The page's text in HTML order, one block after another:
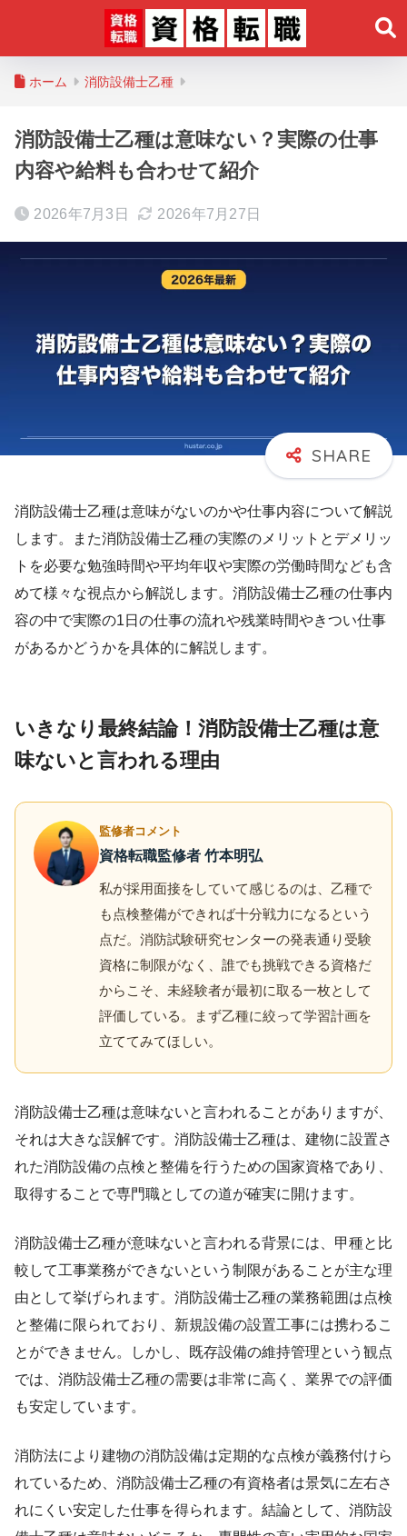
ホーム 消防設備士乙種
消防設備士乙種は意味ない？実際の仕事
内容や給料も合わせて紹介
2026年7月3日 2026年7月27日
消防設備士乙種は意味がないのかや仕事内容について解説
します。また消防設備士乙種の実際のメリットとデメリッ
トを必要な勉強時間や平均年収や実際の労働時間なども含
めて様々な視点から解説します。消防設備士乙種の仕事内
容の中で実際の1日の仕事の流れや残業時間やきつい仕事
があるかどうかを具体的に解説します。
いきなり最終結論！消防設備士乙種は意
味ないと言われる理由
監修者コメント
資格転職監修者 竹本明弘
私が採用面接をしていて感じるのは、乙種で
も点検整備ができれば十分戦力になるという
点だ。消防試験研究センターの発表通り受験
資格に制限がなく、誰でも挑戦できる資格だ
からこそ、未経験者が最初に取る一枚として
評価している。まず乙種に絞って学習計画を
立ててみてほしい。
消防設備士乙種は意味ないと言われることがありますが、
それは大きな誤解です。消防設備士乙種は、建物に設置さ
れた消防設備の点検と整備を行うための国家資格であり、
取得することで専門職としての道が確実に開けます。
消防設備士乙種が意味ないと言われる背景には、甲種と比
較して工事業務ができないという制限があることが主な理
由として挙げられます。消防設備士乙種の業務範囲は点検
と整備に限られており、新規設備の設置工事には携わるこ
とができません。しかし、既存設備の維持管理という観点
では、消防設備士乙種の需要は非常に高く、業界での評価
も安定しています。
消防法により建物の消防設備は定期的な点検が義務付けら
れているため、消防設備士乙種の有資格者は景気に左右さ
れにくい安定した仕事を得られます。結論として、消防設